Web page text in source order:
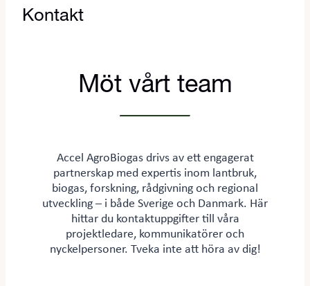
Kontakt
Möt vårt team
Accel AgroBiogas drivs av ett engagerat
partnerskap med expertis inom lantbruk,
biogas, forskning, rådgivning och regional
utveckling – i både Sverige och Danmark. Här
hittar du kontaktuppgifter till våra
projektledare, kommunikatörer och
nyckelpersoner. Tveka inte att höra av dig!